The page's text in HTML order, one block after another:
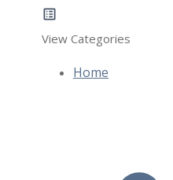
View Categories
Home